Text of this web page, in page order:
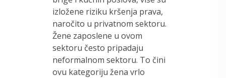
izložene riziku kršenja prava,
naročito u privatnom sektoru.
Žene zaposlene u ovom
sektoru često pripadaju
neformalnom sektoru. To čini
ovu kategoriju žena vrlo